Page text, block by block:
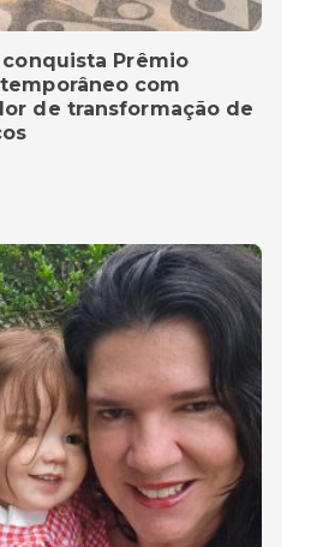
conquista Prêmio
com
de transformação de